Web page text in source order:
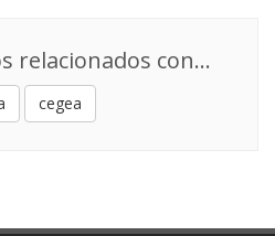
: Profesional del
relacionados con...
cegea